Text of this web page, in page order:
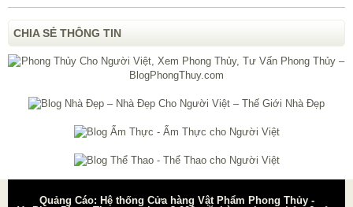
CHIA SẺ THÔNG TIN
Quảng Cáo: Hệ thống Cửa hàng Vật Phẩm Phong Thủy -